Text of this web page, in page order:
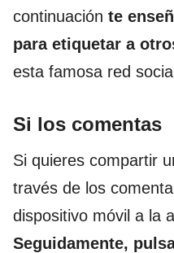
continuación te
para etiquetar a
esta famosa red
Si los comentas
Si quieres compartir
través de los
dispositivo móvil a la
Seguidamente,